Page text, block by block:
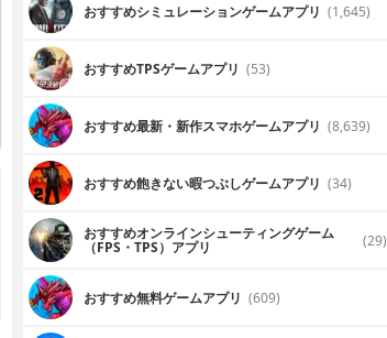
おすすめシミュレーションゲームアプリ (1,645)
おすすめTPSゲームアプリ (53)
おすすめ最新・新作スマホゲームアプリ (8,639)
おすすめ飽きない暇つぶしゲームアプリ (34)
おすすめオンラインシューティングゲーム
（FPS・TPS）アプリ (29)
おすすめ無料ゲームアプリ (609)